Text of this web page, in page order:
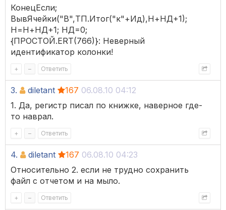
КонецЕсли;
ВывЯчейки("В",ТП.Итог("к"+Ид),Н+НД+1);
Н=Н+НД+1; НД=0;
{ПРОСТОЙ.ERT(766)}: Неверный
идентификатор колонки!
+ – Ответить
3. diletant 167 06.08.10 04:12
1. Да, регистр писал по книжке, наверное где-
то наврал.
+ – Ответить
4. diletant 167 06.08.10 04:23
Относительно 2. если не трудно сохранить
файл с отчетом и на мыло.
+ – Ответить